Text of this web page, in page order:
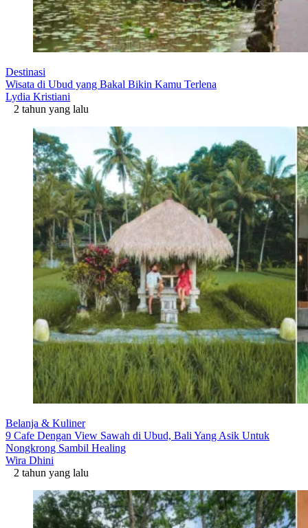
Destinasi
Wisata di Ubud yang Bakal Bikin Kamu Terlena
Lydia Kristiani
2 tahun yang lalu
Belanja & Kuliner
9 Cafe Dengan View Sawah di Ubud, Bali Yang Asik Untuk
Nongkrong Sambil Healing
Wira Dhini
2 tahun yang lalu